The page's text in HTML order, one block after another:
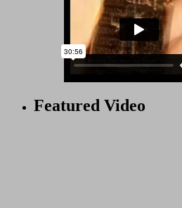
Featured Video